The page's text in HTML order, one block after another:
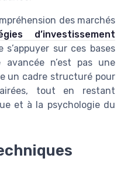
des marchés
d’investissement
sur ces bases
avancée n’est pas une
un cadre structuré pour
tout en restant
et à la psychologie du